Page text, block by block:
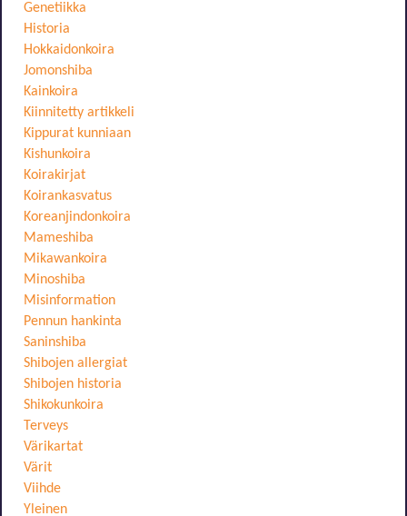
Genetiikka
Historia
Hokkaidonkoira
Jomonshiba
Kainkoira
Kiinnitetty artikkeli
Kippurat kunniaan
Kishunkoira
Koirakirjat
Koirankasvatus
Koreanjindonkoira
Mameshiba
Mikawankoira
Minoshiba
Misinformation
Pennun hankinta
Saninshiba
Shibojen allergiat
Shibojen historia
Shikokunkoira
Terveys
Värikartat
Värit
Viihde
Yleinen